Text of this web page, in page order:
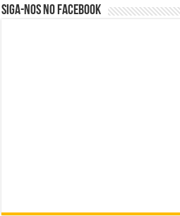
Siga-nos no Facebook